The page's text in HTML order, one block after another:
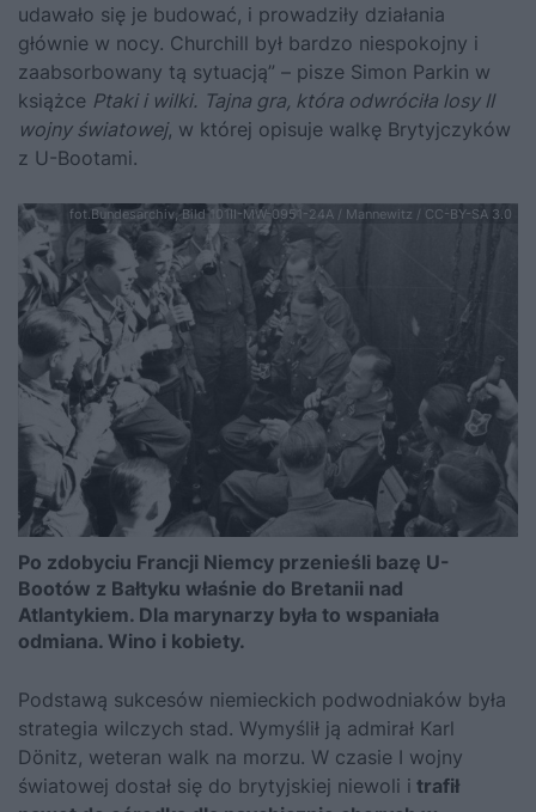
udawało się je budować, i prowadziły działania
głównie w nocy. Churchill był bardzo niespokojny i
zaabsorbowany tą sytuacją” – pisze Simon Parkin w
książce Ptaki i wilki. Tajna gra, która odwróciła losy II
wojny światowej, w której opisuje walkę Brytyjczyków
z U-Bootami.
fot.Bundesarchiv, Bild 101II-MW-0951-24A / Mannewitz / CC-BY-SA 3.0
Po zdobyciu Francji Niemcy przenieśli bazę U-
Bootów z Bałtyku właśnie do Bretanii nad
Atlantykiem. Dla marynarzy była to wspaniała
odmiana. Wino i kobiety.
Podstawą sukcesów niemieckich podwodniaków była
strategia wilczych stad. Wymyślił ją admirał Karl
Dönitz, weteran walk na morzu. W czasie I wojny
światowej dostał się do brytyjskiej niewoli i trafił